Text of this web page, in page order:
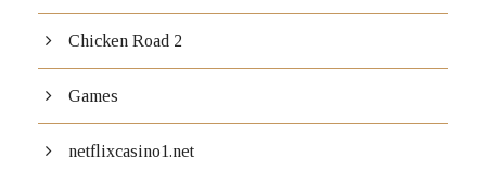
Chicken Road 2
Games
netflixcasino1.net